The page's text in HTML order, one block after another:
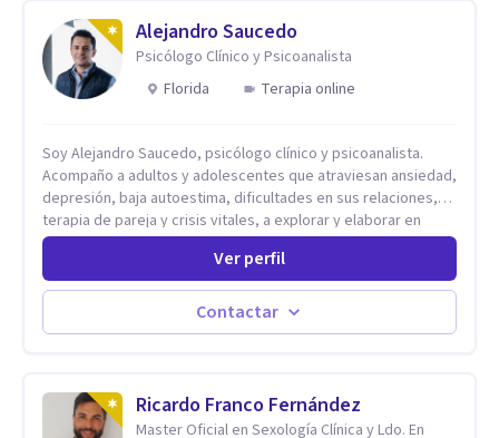
Alejandro Saucedo
Psicólogo Clínico y Psicoanalista
Florida
Terapia online
Soy Alejandro Saucedo, psicólogo clínico y psicoanalista.
Acompaño a adultos y adolescentes que atraviesan ansiedad,
depresión, baja autoestima, dificultades en sus relaciones,
terapia de pareja y crisis vitales, a explorar y elaborar en
profundidad los conflictos internos que generan malestar en
autoconocimiento y análisis, es posible acceder a las
historias personales, elaborar las experiencias del pasado y
resignificarlas, liberando su influencia para construir un futuro
esta conversación abierta y del trabajo analítico conjunto, se
exploran las vivencias que aún condicionan el presente, se les
Ver perfil
Contactar
Ricardo Franco Fernández
Master Oficial en Sexología Clínica y Ldo. En